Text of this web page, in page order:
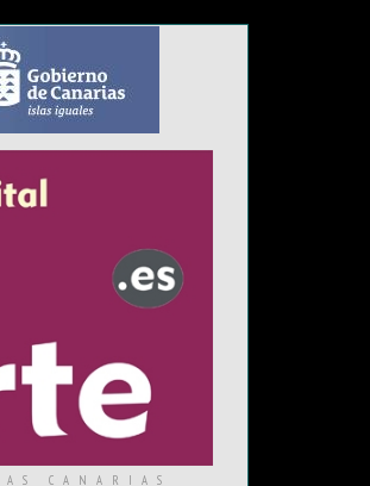
CANARIAS